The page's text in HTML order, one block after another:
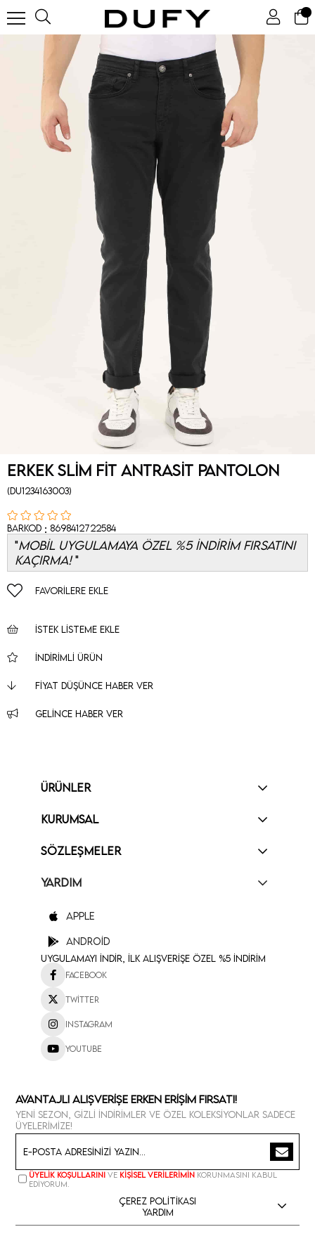
Erkek Slim Fit Antrasit Pantolon
(DU1234163003)
Barkod : 8698412722584
MOBİL UYGULAMAYA ÖZEL %5 İNDİRİM FIRSATINI
KAÇIRMA!
FAVORILERE EKLE
İSTEK LISTEME EKLE
İNDIRIMLI ÜRÜN
FIYAT DÜŞÜNCE HABER VER
GELINCE HABER VER
ÜRÜNLER
KURUMSAL
SÖZLEŞMELER
YARDIM
Apple
Android
Uygulamayı İndir, İlk Alışverişe Özel %5 İndirim
Facebook
Twitter
Instagram
Youtube
Avantajlı Alışverişe Erken Erişim Fırsatı!
Yeni sezon, gizli indirimler ve özel koleksiyonlar sadece
üyelerimize!
Üyelik koşullarını ve kişisel verilerimin korunmasını kabul
ediyorum.
Çerez Politikası
Yardım